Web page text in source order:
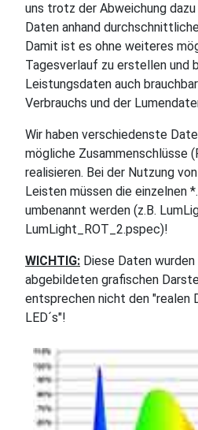
uns trotz der Abweichung
Daten anhand
Damit ist es ohne weiteres
Tagesverlauf zu erstellen und
Leistungsdaten auch
Verbrauchs und der
Wir haben verschiedenste
mögliche Zusammenschlüsse
realisieren. Bei der Nutzung
Leisten müssen die einzelnen
umbenannt werden (z.B.
LumLight_ROT_2.pspec)!
WICHTIG: Diese Daten
abgebildeten grafischen
entsprechen nicht den "realen
LED´s"!